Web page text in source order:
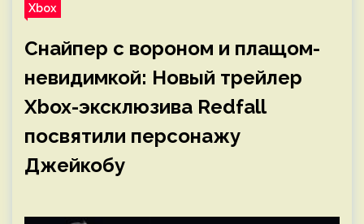
Xbox
Снайпер с вороном и плащом-
невидимкой: Новый трейлер
Xbox-эксклюзива Redfall
посвятили персонажу
Джейкобу